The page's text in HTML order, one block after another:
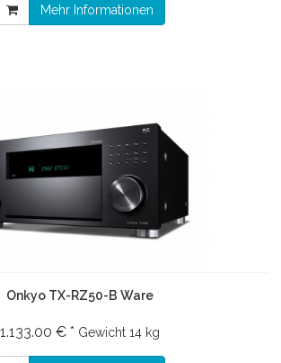
Mehr Informationen
Onkyo TX-RZ50-B Ware
1.133.00 € * Gewicht 14 kg